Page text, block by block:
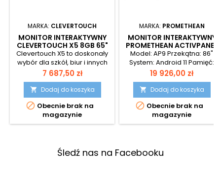
MARKA: CLEVERTOUCH
MONITOR INTERAKTYWNY
CLEVERTOUCH X5 8GB 65"
Clevertouch X5 to doskonały
wybór dla szkół, biur i innych
miejsc, gdzie wymagana jest
interaktywność,
niezawodność i nowoczesne
funkcje w przystępnej cenie.
Dla edukacji zakup z 0% VAT
Przekątna ekranu 65 cali
Android 14.0 Certyfikacja
Cena
7 687,50 zł
 Dodaj do koszyka
 Obecnie brak na
magazynie
MARKA: PROMETHEAN
MONITOR INTERAKTYWNY
PROMETHEAN ACTIVPANEL
9 86” 4K (AP9-A)
Model: AP9 Przekątna: 86"
System: Android 11 Pamięć:
4 GB RAM i 32 GB ROM
Głośniki: 2 x 15 W Dla szkół
możliwy zakup bez VAT (VAT
0%) Najnowszy model
popularnego monitora
interaktywnego firmy
Promethean oznaczony
(AP9) oferuje wysokiej
Cena
19 926,00 zł
 Dodaj do koszyka
 Obecnie brak na
magazynie
Śledź nas na Facebooku